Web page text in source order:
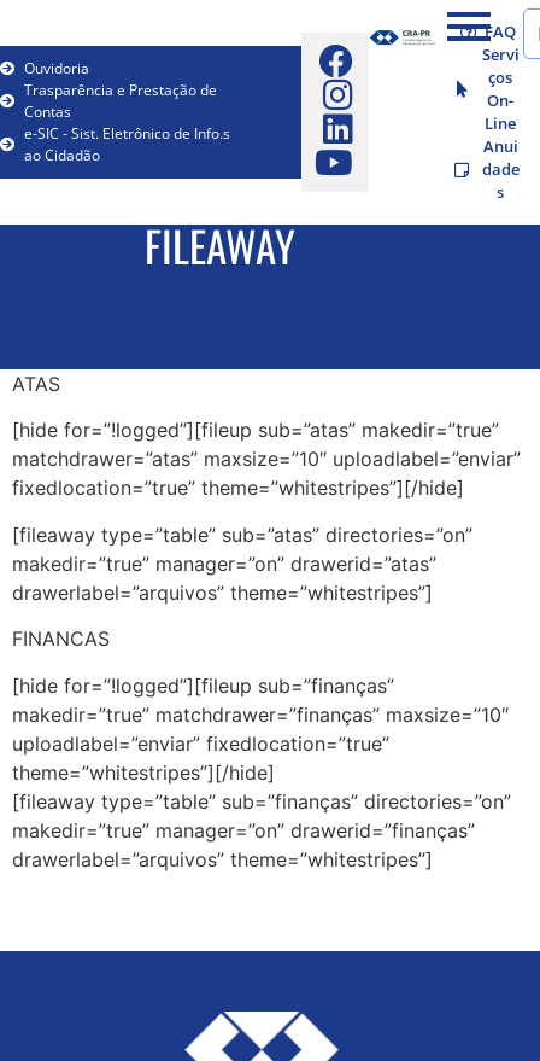
Ouvidoria
Trasparência e Prestação de
Contas
e-SIC - Sist. Eletrônico de Info.s
ao Cidadão
FAQ
Servi
ços
On-
Line
Anui
dade
s
FILEAWAY
ATAS
[hide for=”!logged”][fileup sub=”atas” makedir=”true”
matchdrawer=”atas” maxsize=”10″ uploadlabel=”enviar”
fixedlocation=”true” theme=”whitestripes”][/hide]
[fileaway type=”table” sub=”atas” directories=”on”
makedir=”true” manager=”on” drawerid=”atas”
drawerlabel=”arquivos” theme=”whitestripes”]
FINANCAS
[hide for=”!logged”][fileup sub=”finanças”
makedir=”true” matchdrawer=”finanças” maxsize=”10″
uploadlabel=”enviar” fixedlocation=”true”
theme=”whitestripes”][/hide]
[fileaway type=”table” sub=”finanças” directories=”on”
makedir=”true” manager=”on” drawerid=”finanças”
drawerlabel=”arquivos” theme=”whitestripes”]